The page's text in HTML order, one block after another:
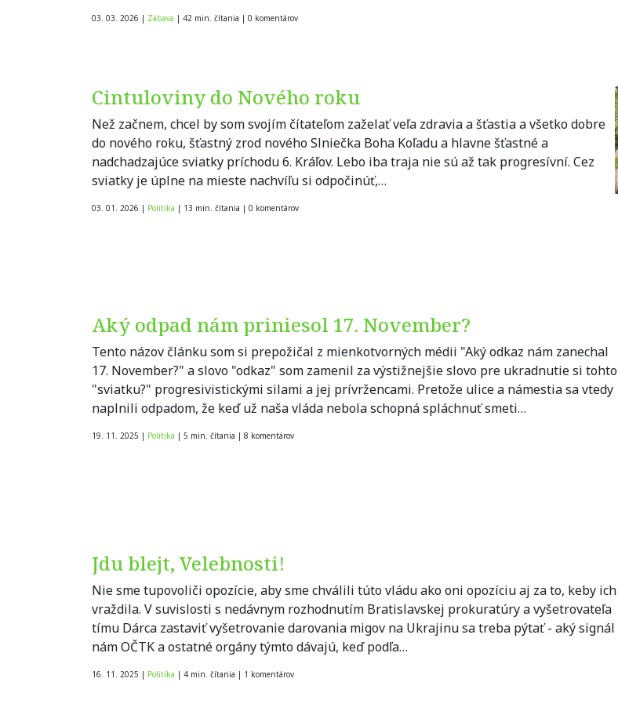
03. 03. 2026 | Zábava | 42 min. čítania | 0 komentárov
Cintuloviny do Nového roku
Než začnem, chcel by som svojím čítateľom zaželať veľa zdravia a šťastia a všetko dobre
do nového roku, šťastný zrod nového Slniečka Boha Koľadu a hlavne šťastné a
nadchadzajúce sviatky príchodu 6. Kráľov. Lebo iba traja nie sú až tak progresívní. Cez
sviatky je úplne na mieste nachvíľu si odpočinúť,…
03. 01. 2026 | Politika | 13 min. čítania | 0 komentárov
Aký odpad nám priniesol 17. November?
Tento názov článku som si prepožičal z mienkotvorných médii "Aký odkaz nám zanechal
17. November?" a slovo "odkaz" som zamenil za výstižnejšie slovo pre ukradnutie si tohto
"sviatku?" progresivistickými silami a jej prívržencami. Pretože ulice a námestia sa vtedy
naplnili odpadom, že keď už naša vláda nebola schopná spláchnuť smeti…
19. 11. 2025 | Politika | 5 min. čítania | 8 komentárov
Jdu blejt, Velebnosti!
Nie sme tupovoliči opozície, aby sme chválili túto vládu ako oni opozíciu aj za to, keby ich
vraždila. V suvislosti s nedávnym rozhodnutím Bratislavskej prokuratúry a vyšetrovateľa
tímu Dárca zastaviť vyšetrovanie darovania migov na Ukrajinu sa treba pýtať - aký signál
nám OČTK a ostatné orgány týmto dávajú, keď podľa…
16. 11. 2025 | Politika | 4 min. čítania | 1 komentárov